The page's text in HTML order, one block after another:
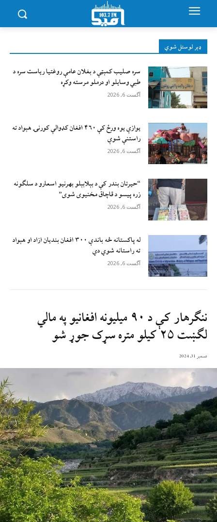
ډېر لوستل شوي
سره صلیب کمېټې د بغلان عامې روغتیا ریاست سره د
طبي وسایلو او درملو مرسته وکړه
آگست 6, 2026
يوازې یوه ورځ کې ۴۶۰ افغان کډوالې کورنۍ هېواد ته
راستنې شوې
آگست 6, 2026
“حیرتان بندر کې د بېلابېلو بهرنیو اسعارو د سلګونه
زره پيسو د قاچاق مخنیوی شوی”
آگست 6, 2026
له پاکستانه څه باندې ۳۰۰ افغان بندیان ازاد او هېواد
ته راستانه شوي دي
آگست 6, 2026
ننګرهار کې د ۹۰ ميليونه افغانيو په مالي
لګښت ۲۵ کيلو متره سړک جوړ شو
دسمبر 31, 2024